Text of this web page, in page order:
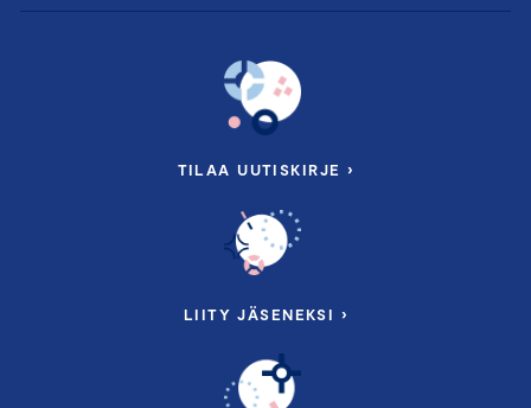
TILAA UUTISKIRJE ›
LIITY JÄSENEKSI ›